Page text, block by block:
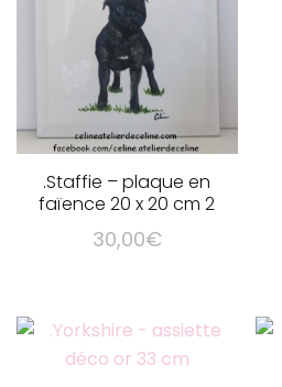
.Staffie – plaque en
faïence 20 x 20 cm 2
30,00€